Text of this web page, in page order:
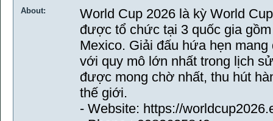
About:
World Cup 2026 là kỳ World
được tổ chức tại 3 quốc gia
Mexico. Giải đấu hứa hẹn
với quy mô lớn nhất trong lịch
được mong chờ nhất, thu hút
thế giới.
- Website: https://